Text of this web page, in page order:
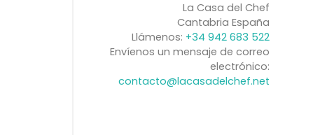
La Casa del Chef
Cantabria España
Llámenos: +34 942 683 522
Envíenos un mensaje de correo
electrónico:
contacto@lacasadelchef.net